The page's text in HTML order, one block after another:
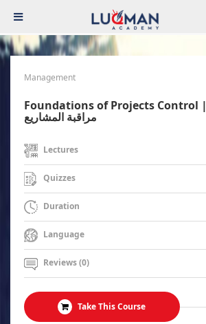
Management
Foundations of Projects Control | أسس ومهام
مراقبة المشاريع
Lectures
Quizzes
Duration
Language
Reviews (0)
Take This Course